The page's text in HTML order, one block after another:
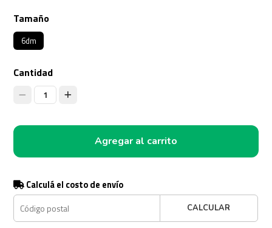
Tamaño
6dm
Cantidad
1
Agregar al carrito
Calculá el costo de envío
CALCULAR